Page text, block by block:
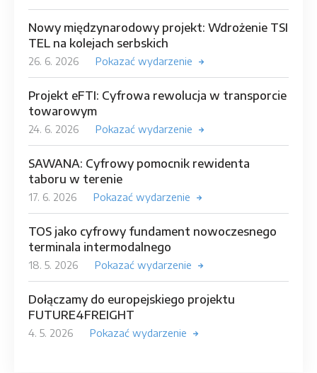
Nowy międzynarodowy projekt: Wdrożenie TSI
TEL na kolejach serbskich
26. 6. 2026 Pokazać wydarzenie
Projekt eFTI: Cyfrowa rewolucja w transporcie
towarowym
24. 6. 2026 Pokazać wydarzenie
SAWANA: Cyfrowy pomocnik rewidenta
taboru w terenie
17. 6. 2026 Pokazać wydarzenie
TOS jako cyfrowy fundament nowoczesnego
terminala intermodalnego
18. 5. 2026 Pokazać wydarzenie
Dołączamy do europejskiego projektu
FUTURE4FREIGHT
4. 5. 2026 Pokazać wydarzenie